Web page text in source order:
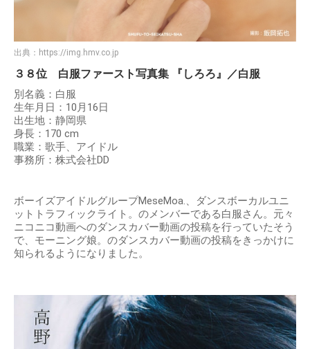
出典： https://img.hmv.co.jp
３８位 白服ファースト写真集 『しろろ』／白服
別名義：白服
生年月日：10月16日
出生地：静岡県
身長：170 cm
職業：歌手、アイドル
事務所：株式会社DD
ボーイズアイドルグループMeseMoa.、ダンスボーカルユニ
ットトラフィックライト。のメンバーである白服さん。元々
ニコニコ動画へのダンスカバー動画の投稿を行っていたそう
で、モーニング娘。のダンスカバー動画の投稿をきっかけに
知られるようになりました。